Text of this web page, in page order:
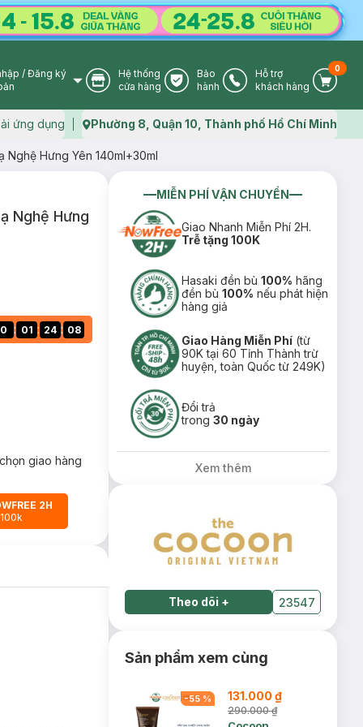
User Icon
/ Đăng ký
Store Icon
Hệ thống
cửa hàng
Warranty Icon
Bảo
hành
Phone Icon
Hỗ trợ
khách hàng
Cart
0
ứng dụng Map icon
Phường 8, Quận 10, Thành phố Hồ Chí Minh
Hưng Yên 140ml+30ml
Nghệ Hưng
0 : 01 : 24 : 07
giao hàng
2H
MIỄN PHÍ VẬN CHUYỂN
Giao Nhanh Miễn Phí 2H.
Trễ tặng 100K
Hasaki đền bù100% hãng
đền bù100% nếu phát hiện
hàng giả
Giao Hàng Miễn Phí (từ
90K tại 60 Tỉnh Thành trừ
huyện, toàn Quốc từ 249K)
Đổi trả
trong30 ngày
Xem thêm
Theo dõi + 23547
Sản phẩm xem cùng
-55 % 131.000 ₫
290.000 ₫